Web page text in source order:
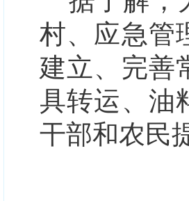
村、应急管
建立、完善
具转运、油
干部和农民